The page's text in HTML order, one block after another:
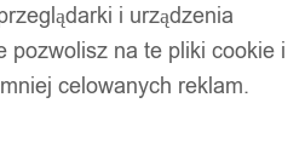
zł
wysyłamy tego samego dnia.
i urządzenia
pozwolisz na te pliki cookie i
celowanych reklam.